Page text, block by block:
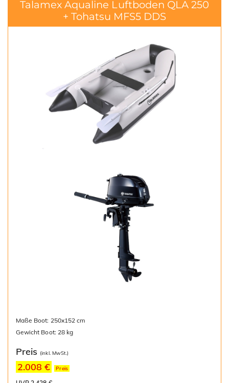
Talamex Aqualine Luftboden QLA 250
+ Tohatsu MFS5 DDS
Maße Boot: 250x152 cm
Gewicht Boot: 28 kg
Preis (inkl. MwSt.)
2.008 € Preis